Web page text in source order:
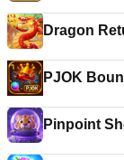
Dragon
PJOK
Pinpoint